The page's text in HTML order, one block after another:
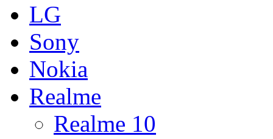
LG
Sony
Nokia
Realme
Realme 10